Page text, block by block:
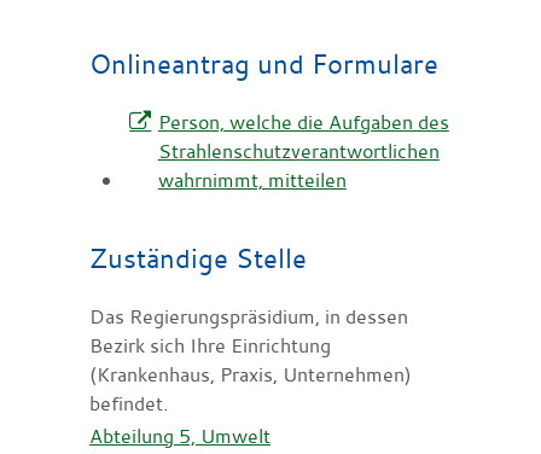
Onlineantrag und Formulare
Person, welche die Aufgaben des
Strahlenschutzverantwortlichen
wahrnimmt, mitteilen
Zuständige Stelle
Das Regierungspräsidium, in dessen
Bezirk sich Ihre Einrichtung
(Krankenhaus, Praxis, Unternehmen)
befindet.
Abteilung 5, Umwelt